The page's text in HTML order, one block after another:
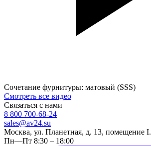
Сочетание фурнитуры: матовый (SSS)
Смотреть все видео
Связаться с нами
8 800 700-68-24
sales@av24.su
Москва, ул. Планетная, д. 13, помещение I.
Пн—Пт 8:30 – 18:00